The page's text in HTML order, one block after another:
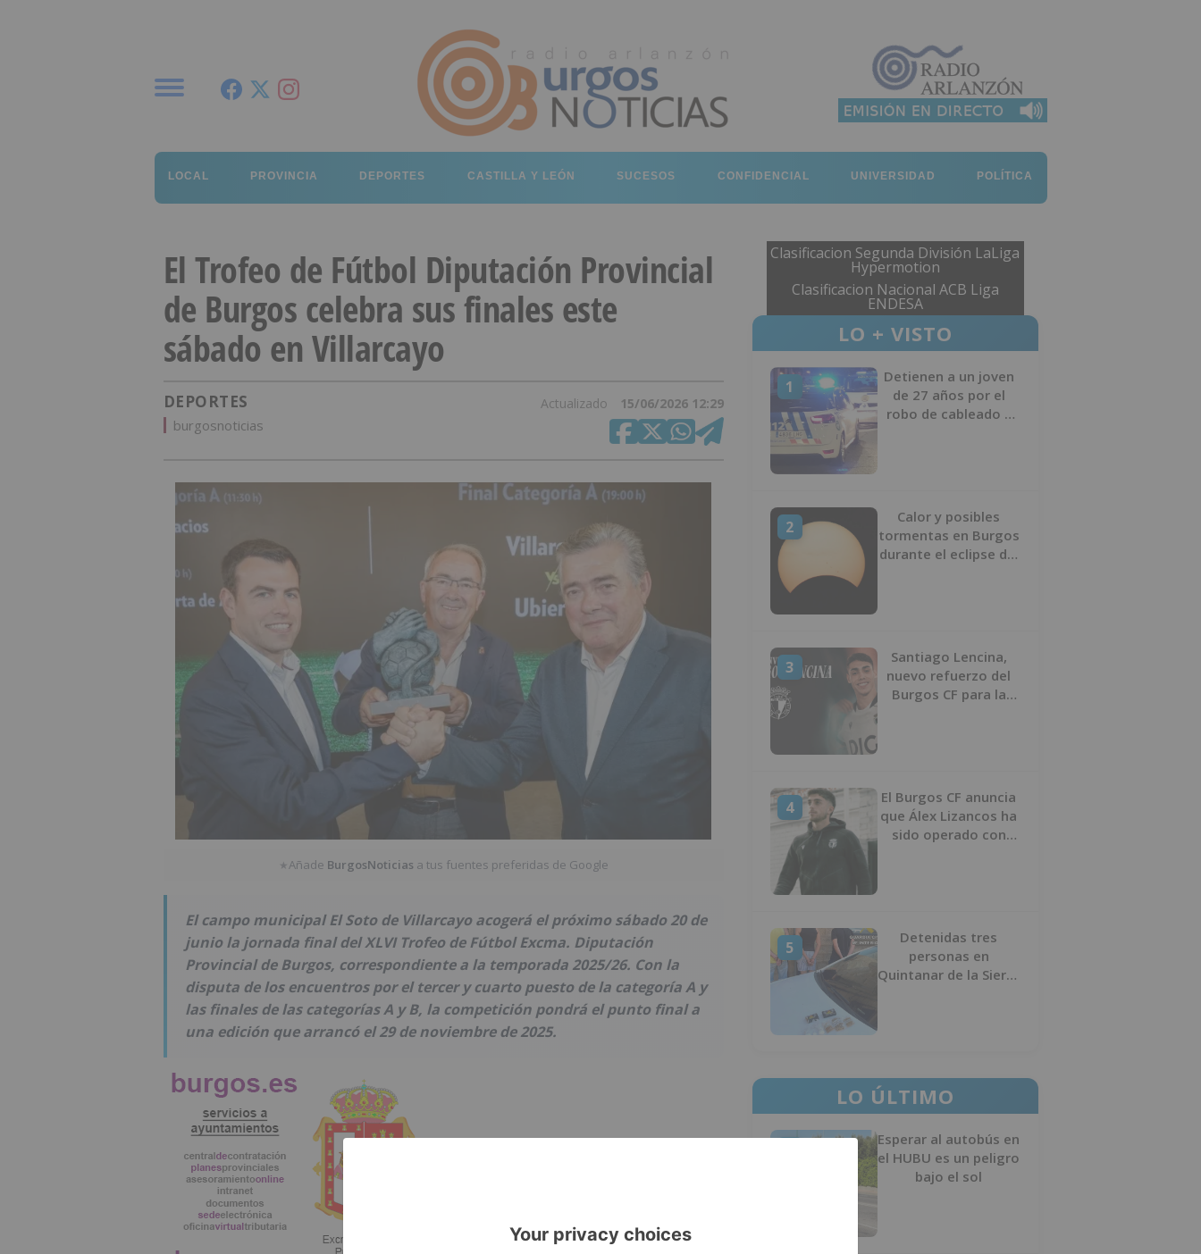
LOCAL PROVINCIA DEPORTES CASTILLA Y LEÓN SUCESOS CONFIDENCIAL UNIVERSIDAD POLÍTICA
El Trofeo de Fútbol Diputación Provincial
de Burgos celebra sus finales este
sábado en Villarcayo
DEPORTES Actualizado 15/06/2026 12:29
burgosnoticias
★Añade BurgosNoticias a tus fuentes preferidas de Google
El campo municipal El Soto de Villarcayo acogerá el próximo sábado 20 de
junio la jornada final del XLVI Trofeo de Fútbol Excma. Diputación
Provincial de Burgos, correspondiente a la temporada 2025/26. Con la
disputa de los encuentros por el tercer y cuarto puesto de la categoría A y
las finales de las categorías A y B, la competición pondrá el punto final a
una edición que arrancó el 29 de noviembre de 2025.
Clasificacion Segunda División LaLiga
Hypermotion
Clasificacion Nacional ACB Liga
ENDESA
LO + VISTO
1
Detienen a un joven
de 27 años por el
robo de cableado y
2
Calor y posibles
tormentas en Burgos
durante el eclipse del
3
Santiago Lencina,
nuevo refuerzo del
Burgos CF para la
4
El Burgos CF anuncia
que Álex Lizancos ha
sido operado con
5
Detenidas tres
personas en
Quintanar de la Sierra
LO ÚLTIMO
Esperar al autobús en
el HUBU es un peligro
bajo el sol